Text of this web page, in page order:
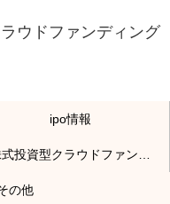
ウドファンディング
ipo情報
の他